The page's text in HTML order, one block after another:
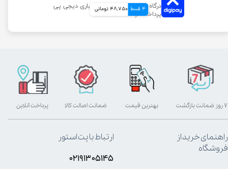
4 قسط 48,750 تومانی
بهترین قیمت پرداخت آنلاین ۷ روز ضمانت بازگشت ضمانت اصالت کالا
راهنمای خرید از
فروشگاه
ارتباط با پت استور
۰۲۱۹۱۳۰۵۱۴۵